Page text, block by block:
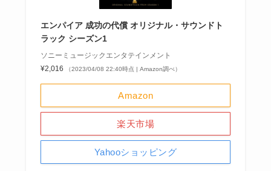
エンパイア 成功の代償 オリジナル・サウンドト
ラック シーズン1
ソニーミュージックエンタテインメント
¥2,016
（2023/04/08 22:40時点 | Amazon調べ）
Amazon
楽天市場
Yahooショッピング